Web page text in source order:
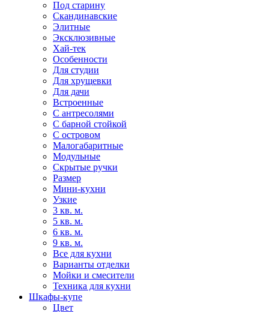
Под старину
Скандинавские
Элитные
Эксклюзивные
Хай-тек
Особенности
Для студии
Для хрущевки
Для дачи
Встроенные
С антресолями
С барной стойкой
С островом
Малогабаритные
Модульные
Скрытые ручки
Размер
Мини-кухни
Узкие
3 кв. м.
5 кв. м.
6 кв. м.
9 кв. м.
Все для кухни
Варианты отделки
Мойки и смесители
Техника для кухни
Шкафы-купе
Цвет